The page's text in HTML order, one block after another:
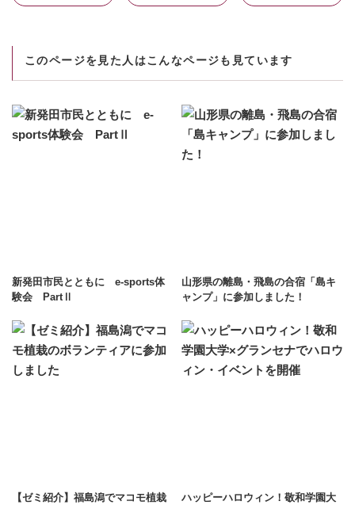
このページを見た人はこんなページも見ています
新発田市民とともに e-sports体
験会 PartⅡ
山形県の離島・飛島の合宿「島キ
ャンプ」に参加しました！
【ゼミ紹介】福島潟でマコモ植栽
ハッピーハロウィン！敬和学園大